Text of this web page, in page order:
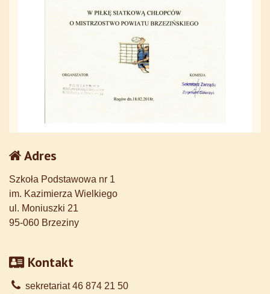
Adres
Szkoła Podstawowa nr 1
im. Kazimierza Wielkiego
ul. Moniuszki 21
95-060 Brzeziny
Kontakt
sekretariat 46 874 21 50